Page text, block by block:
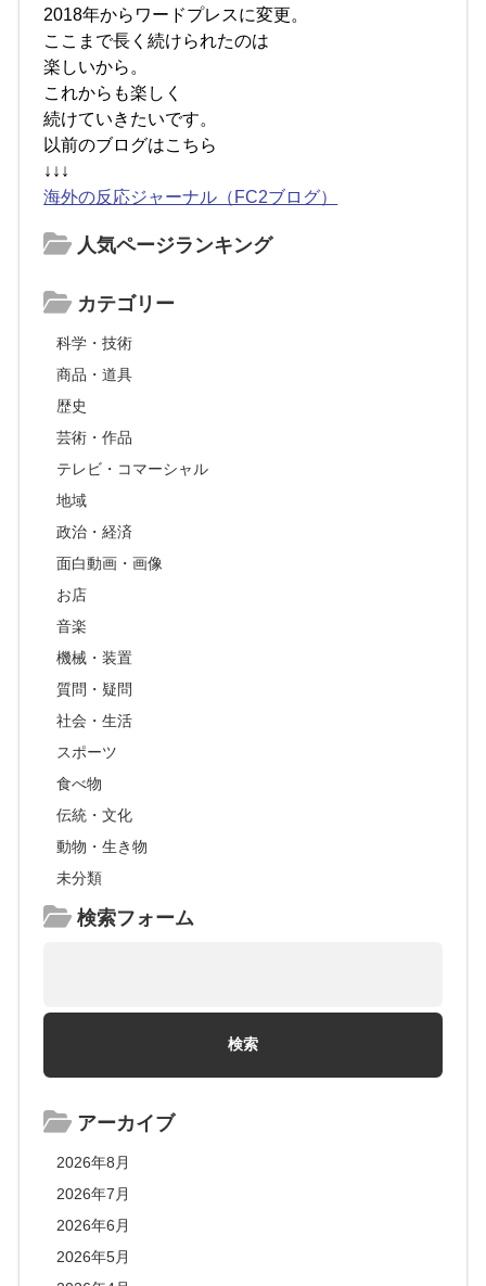
2018年からワードプレスに変更。
ここまで長く続けられたのは
楽しいから。
これからも楽しく
続けていきたいです。
以前のブログはこちら
↓↓↓
海外の反応ジャーナル（FC2ブログ）
人気ページランキング
カテゴリー
科学・技術
商品・道具
歴史
芸術・作品
テレビ・コマーシャル
地域
政治・経済
面白動画・画像
お店
音楽
機械・装置
質問・疑問
社会・生活
スポーツ
食べ物
伝統・文化
動物・生き物
未分類
検索フォーム
アーカイブ
2026年8月
2026年7月
2026年6月
2026年5月